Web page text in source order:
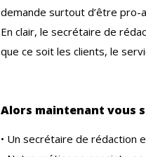
demande surtout d’être pro-
En clair, le secrétaire de
que ce soit les clients, le
Alors maintenant vous
• Un secrétaire de rédaction